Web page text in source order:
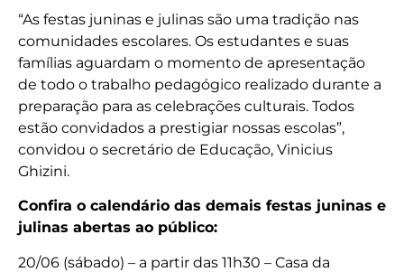
“As festas juninas e julinas são uma tradição nas
comunidades escolares. Os estudantes e suas
famílias aguardam o momento de apresentação
de todo o trabalho pedagógico realizado durante a
preparação para as celebrações culturais. Todos
estão convidados a prestigiar nossas escolas”,
convidou o secretário de Educação, Vinicius
Ghizini.
Confira o calendário das demais festas juninas e
julinas abertas ao público:
20/06 (sábado) – a partir das 11h30 – Casa da